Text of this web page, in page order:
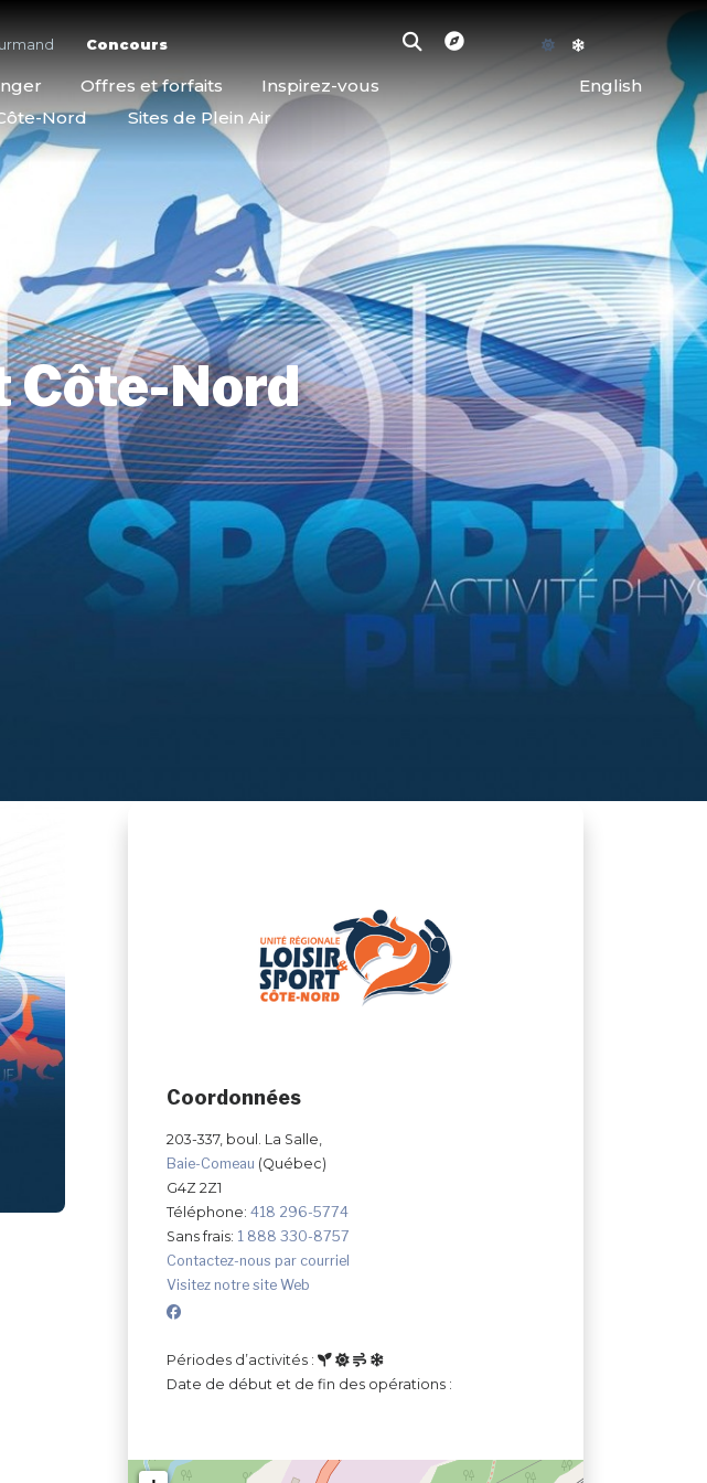
Concours
Offres et forfaits Inspirez-vous
English
Nord Sites de Plein Air
Côte-Nord
Coordonnées
203-337, boul. La Salle,
Baie-Comeau (Québec)
G4Z 2Z1
Téléphone: 418 296-5774
Sans frais: 1 888 330-8757
Contactez-nous par courriel
Visitez notre site Web
Périodes d’activités :
Date de début et de fin des opérations :